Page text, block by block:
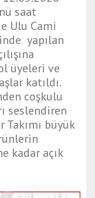
saat
Ulu Cami
yapılan
üyeleri ve
katıldı.
coşkulu
seslendiren
büyük
kadar açık